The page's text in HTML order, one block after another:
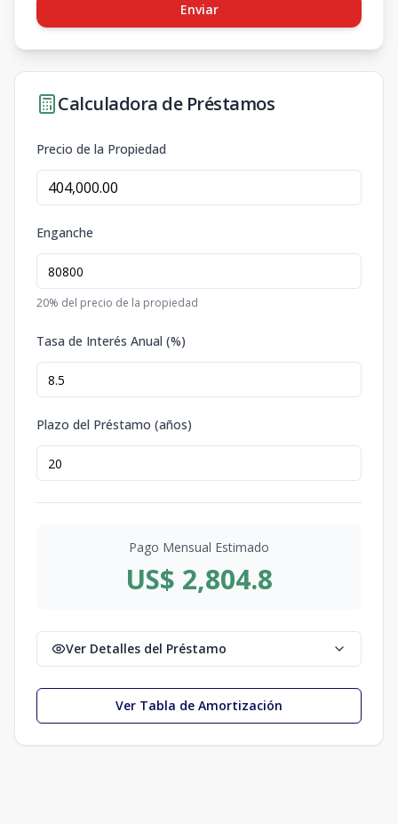
Enviar
Calculadora de Préstamos
Precio de la Propiedad
Enganche
20% del precio de la propiedad
Tasa de Interés Anual (%)
Plazo del Préstamo (años)
Pago Mensual Estimado
US$ 2,804.8
Ver Detalles del Préstamo
Ver Tabla de Amortización